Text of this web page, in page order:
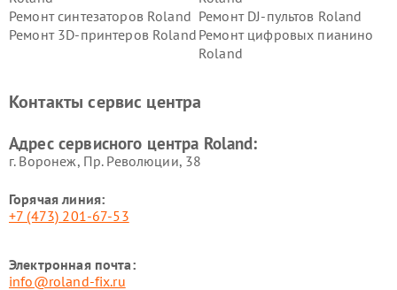
Ремонт синтезаторов Roland Ремонт DJ-пультов Roland
Ремонт 3D-принтеров Roland Ремонт цифровых пианино
Roland
Контакты сервис центра
Адрес сервисного центра Roland:
г. Воронеж, Пр. Революции, 38
Горячая линия:
+7 (473) 201-67-53
Электронная почта:
info@roland-fix.ru